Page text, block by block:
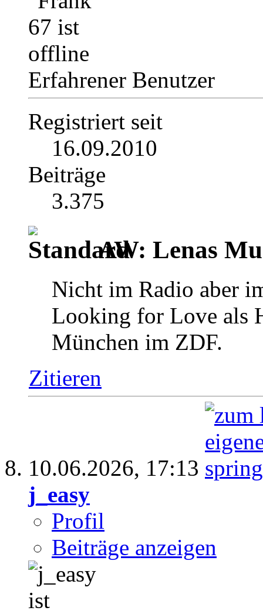
Erfahrener Benutzer
Registriert seit
16.09.2010
Beiträge
3.375
AW: Lenas
Nicht im Radio aber
Looking for Love als
München im ZDF.
Zitieren
10.06.2026, 17:13
j_easy
Profil
Beiträge anzeigen